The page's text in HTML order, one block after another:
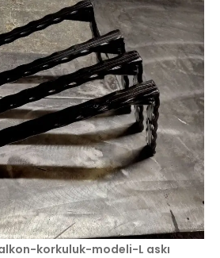
korkuluk-modeli-L askı